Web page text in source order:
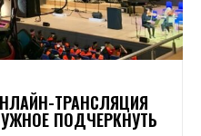
ТРАНСЛЯЦИЯ
ПОДЧЕРКНУТЬ